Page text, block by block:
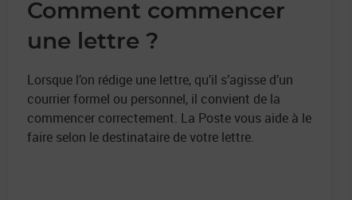
Comment commencer
une lettre ?
Lorsque l’on rédige une lettre, qu’il s’agisse d’un
courrier formel ou personnel, il convient de la
commencer correctement. La Poste vous aide à le
faire selon le destinataire de votre lettre.